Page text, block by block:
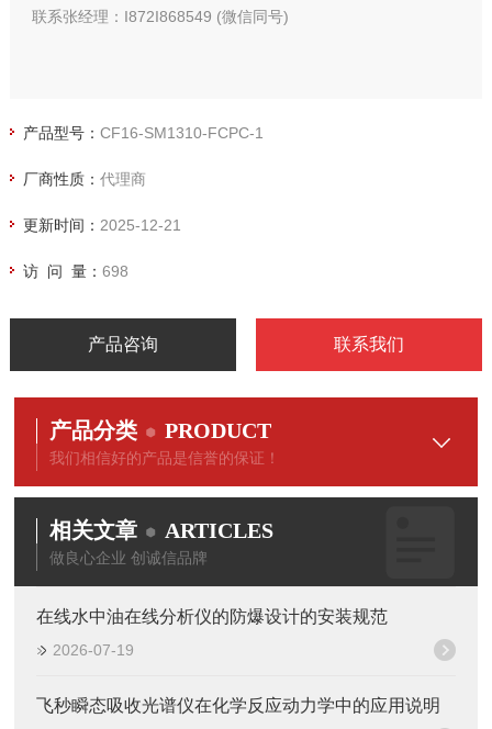
联系张经理：I872I868549 (微信同号)
产品型号： CF16-SM1310-FCPC-1
厂商性质： 代理商
更新时间： 2025-12-21
访 问 量： 698
产品咨询 联系我们
产品分类 PRODUCT
我们相信好的产品是信誉的保证！
相关文章 ARTICLES
做良心企业 创诚信品牌
在线水中油在线分析仪的防爆设计的安装规范
2026-07-19
飞秒瞬态吸收光谱仪在化学反应动力学中的应用说明